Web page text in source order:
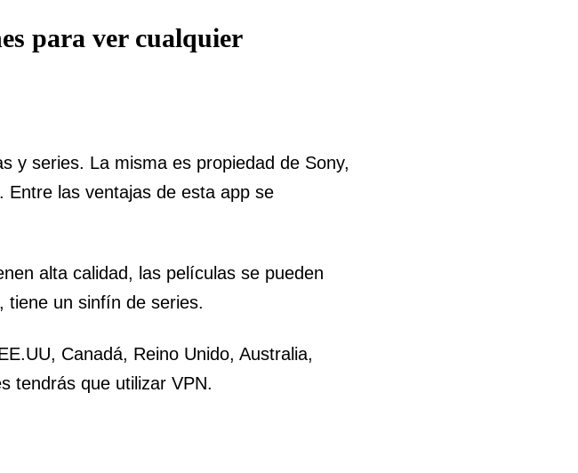
para ver cualquier
y series. La misma es propiedad de Sony,
las ventajas de esta app se
alta calidad, las películas se pueden
tiene un sinfín de series.
Canadá, Reino Unido, Australia,
tendrás que utilizar VPN.